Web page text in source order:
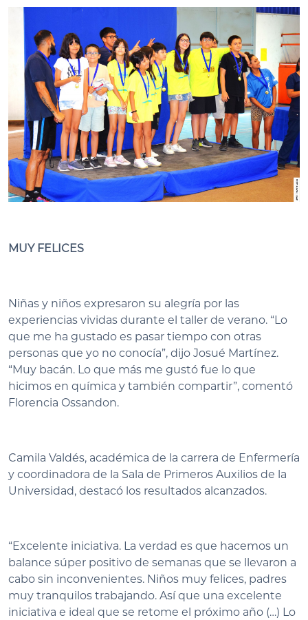
MUY FELICES
Niñas y niños expresaron su alegría por las
experiencias vividas durante el taller de verano. “Lo
que me ha gustado es pasar tiempo con otras
personas que yo no conocía”, dijo Josué Martínez.
“Muy bacán. Lo que más me gustó fue lo que
hicimos en química y también compartir”, comentó
Florencia Ossandon.
Camila Valdés, académica de la carrera de Enfermería
y coordinadora de la Sala de Primeros Auxilios de la
Universidad, destacó los resultados alcanzados.
“Excelente iniciativa. La verdad es que hacemos un
balance súper positivo de semanas que se llevaron a
cabo sin inconvenientes. Niños muy felices, padres
muy tranquilos trabajando. Así que una excelente
iniciativa e ideal que se retome el próximo año (…) Lo